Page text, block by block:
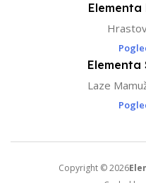
Elementa
Elementa
Laze
Copyright © 2026